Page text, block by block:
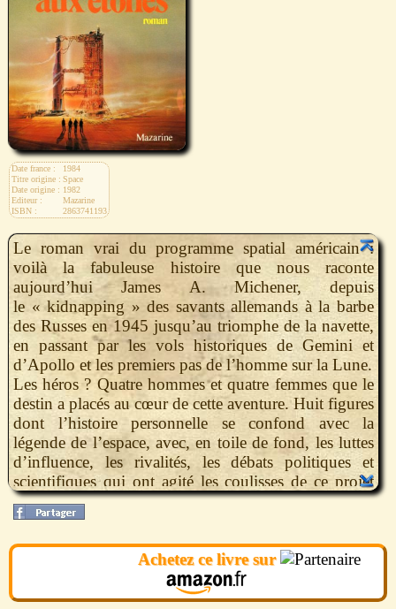
Date france :
1984
Titre origine : Space
Date origine : 1982
Editeur :
Mazarine
ISBN :
2863741193
Le roman vrai du programme spatial américain :
voilà la fabuleuse histoire que nous raconte
aujourd’hui James A. Michener, depuis
le « kidnapping » des savants allemands à la barbe
des Russes en 1945 jusqu’au triomphe de la navette,
en passant par les vols historiques de Gemini et
d’Apollo et les premiers pas de l’homme sur la Lune.
Les héros ? Quatre hommes et quatre femmes que le
destin a placés au cœur de cette aventure. Huit figures
dont l’histoire personnelle se confond avec la
légende de l’espace, avec, en toile de fond, les luttes
d’influence, les rivalités, les débats politiques et
scientifiques qui ont agité les coulisses de ce projet
titanesque.
Mélangeant, pour le plus grand plaisir du lecteur,
l’héroïque et le quotidien, le scientifique et le
sentimental, James A. Michener a écrit, avec La
course aux étoiles, le meilleur roman de sa longue
carrière.
Achetez ce livre sur